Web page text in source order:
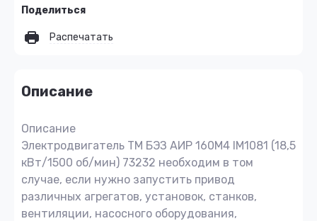
Поделиться
Распечатать
Описание
Описание
Электродвигатель ТМ БЭЗ АИP 160M4 IM1081 (18,5
кВт/1500 об/мин) 73232 необходим в том
случае, если нужно запустить привод
различных агрегатов, установок, станков,
вентиляции, насосного оборудования,